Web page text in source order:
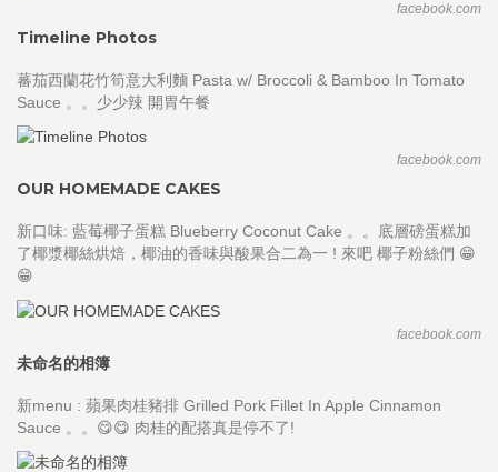
facebook.com
Timeline Photos
蕃茄西蘭花竹筍意大利麵 Pasta w/ Broccoli & Bamboo In Tomato
Sauce 。。少少辣 開胃午餐
facebook.com
OUR HOMEMADE CAKES
新口味: 藍莓椰子蛋糕 Blueberry Coconut Cake 。。底層磅蛋糕加
了椰漿椰絲烘焙，椰油的香味與酸果合二為一 ! 來吧 椰子粉絲們 😁
😁
facebook.com
未命名的相簿
新menu : 蘋果肉桂豬排 Grilled Pork Fillet In Apple Cinnamon
Sauce 。。😋😋 肉桂的配搭真是停不了!